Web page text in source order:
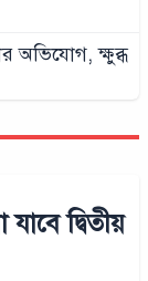
অভিযোগ, ক্ষুব্ধ
দ্বিতীয়